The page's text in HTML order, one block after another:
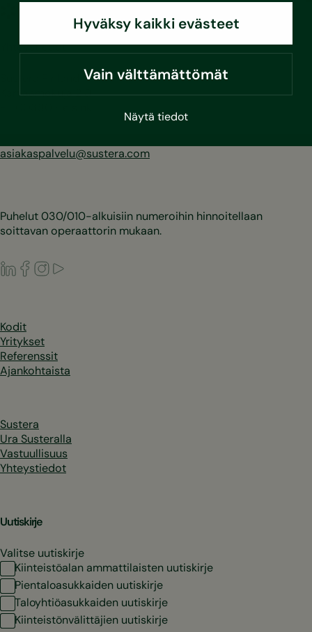
Hyväksy kaikki evästeet
Vain välttämättömät
Näytä tiedot
Yhteystiedot
Karvaamokuja 2 D
asiakaspalvelu@sustera.com
Puhelut 030/010-alkuisiin numeroihin hinnoitellaan
soittavan operaattorin mukaan.
LinkedIn
Facebook
Instagram
Kodit
Yritykset
Referenssit
Ajankohtaista
Sustera
Ura Susteralla
Vastuullisuus
Yhteystiedot
Uutiskirje
Valitse uutiskirje
Kiinteistöalan ammattilaisten uutiskirje
Pientaloasukkaiden uutiskirje
Taloyhtiöasukkaiden uutiskirje
Kiinteistönvälittäjien uutiskirje